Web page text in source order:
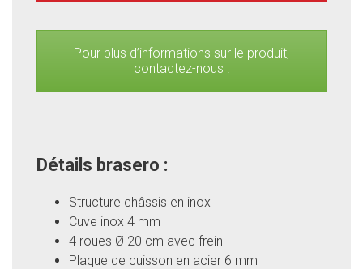
Pour plus d’informations sur le produit,
contactez-nous !
Détails brasero :
Structure châssis en inox
Cuve inox 4 mm
4 roues Ø 20 cm avec frein
Plaque de cuisson en acier 6 mm